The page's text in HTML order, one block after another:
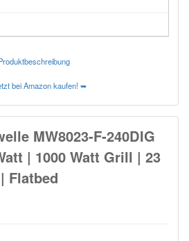
bei Amazon kaufen! ➥
MW8023-F-240DIG
| 1000 Watt Grill | 23
Flatbed